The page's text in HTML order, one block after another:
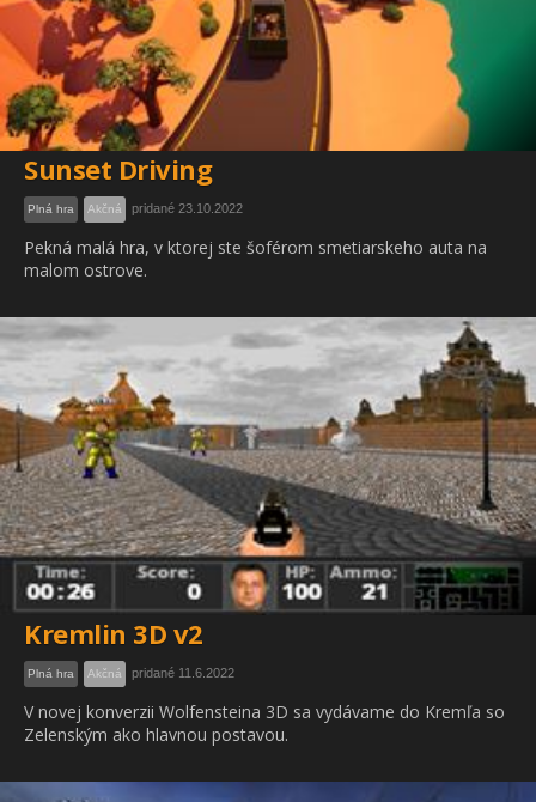
Sunset Driving
Plná hra Akčná pridané 23.10.2022
Pekná malá hra, v ktorej ste šoférom smetiarskeho auta na
malom ostrove.
Kremlin 3D v2
Plná hra Akčná pridané 11.6.2022
V novej konverzii Wolfensteina 3D sa vydávame do Kremľa so
Zelenským ako hlavnou postavou.